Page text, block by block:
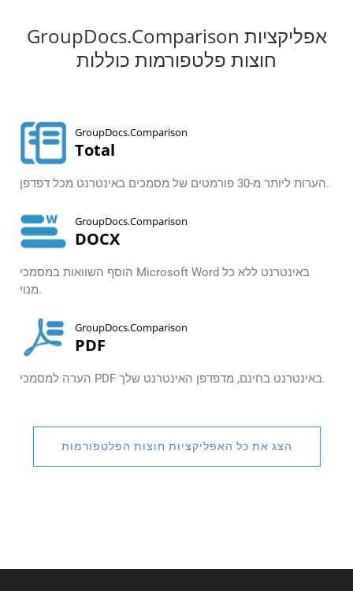
GroupDocs.Comparison אפליקציות
חוצות פלטפורמות כוללות
GroupDocs.Comparison
Total
הערות ליותר מ-30 פורמטים של מסמכים באינטרנט מכל דפדפן.
GroupDocs.Comparison
DOCX
הוסף השוואות במסמכי Microsoft Word באינטרנט ללא כל
מנוי.
GroupDocs.Comparison
PDF
הערה למסמכי PDF באינטרנט בחינם, מדפדפן האינטרנט שלך.
הצג את כל האפליקציות חוצות הפלטפורמות